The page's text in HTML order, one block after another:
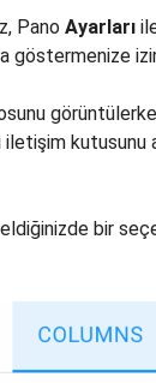
Pano Ayarları
göstermenize
kutusunu
bir